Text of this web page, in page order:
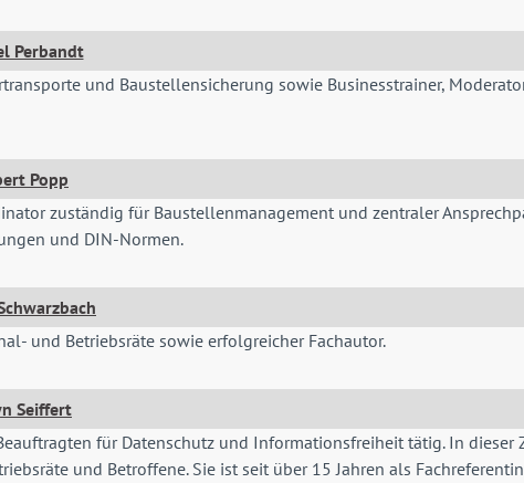
Perbandt
und Baustellensicherung sowie Businesstrainer,
Popp
zuständig für Baustellenmanagement und zentraler
und DIN-Normen.
und Betriebsräte sowie erfolgreicher Fachautor.
Seiffert
für Datenschutz und Informationsfreiheit tätig. In dieser
und Betroffene. Sie ist seit über 15 Jahren als